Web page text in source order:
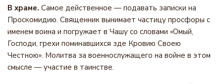
В храме. Самое действенное — подавать записки на
Проскомидию. Священник вынимает частицу просфоры с
именем воина и погружает в Чашу со словами «Омый,
Господи, грехи поминавшихся зде Кровию Своею
Честною». Молитва за военнослужащего на войне в этом
смысле — участие в таинстве.